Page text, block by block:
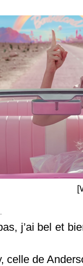
j’ai bel et
celle de